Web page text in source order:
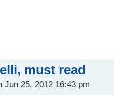
must read
Jun 25, 2012 16:43 pm